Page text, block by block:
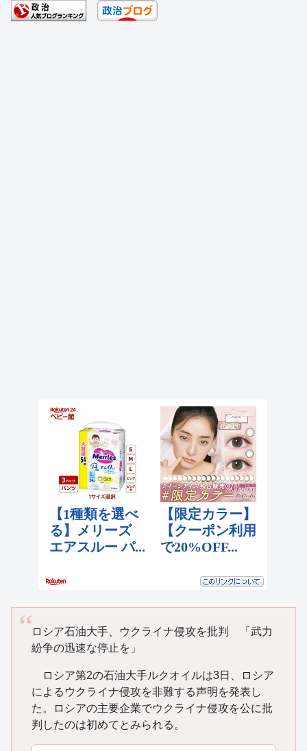
b
d
y
ロシア石油大手、ウクライナ侵攻を批判 「武力
紛争の迅速な停止を」
ロシア第2の石油大手ルクオイルは3日、ロシア
によるウクライナ侵攻を非難する声明を発表し
た。ロシアの主要企業でウクライナ侵攻を公に批
判したのは初めてとみられる。